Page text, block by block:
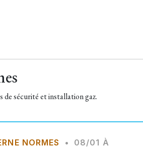
de sécurité et installation gaz.
NORMES •
08/01 À